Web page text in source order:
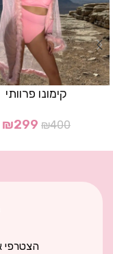
קימונו פרוותי
₪400
₪299
הצטרפי